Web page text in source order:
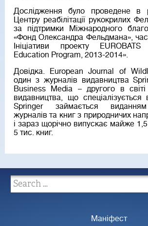
Дослідження було проведене в
Центру реабілітації рукокрилих
за підтримки Міжнародного
«Фонд Олександра Фельдмана»,
Ініціативи проекту
Education Program, 2013-2014».
Довідка. European Journal of
один з журналів видавництва
Business Media – другого в
видавництва, що
Springer займається
журналів та книг з природничих
і зараз щорічно випускає майже 1,5
5 тис. книг.
Маніфест